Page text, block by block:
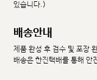
있습니다.)
배송안내
제품 완성 후 검수 및 포장
배송은 한진택배를 통해 안